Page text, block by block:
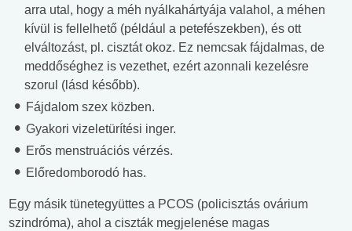
arra utal, hogy a méh nyálkahártyája valahol, a méhen
kívül is fellelhető (például a petefészekben), és ott
elváltozást, pl. cisztát okoz. Ez nemcsak fájdalmas, de
meddőséghez is vezethet, ezért azonnali kezelésre
szorul (lásd később).
Fájdalom szex közben.
Gyakori vizeletürítési inger.
Erős menstruációs vérzés.
Előredomborodó has.
Egy másik tünetegyüttes a PCOS (policisztás ovárium
szindróma), ahol a ciszták megjelenése magas